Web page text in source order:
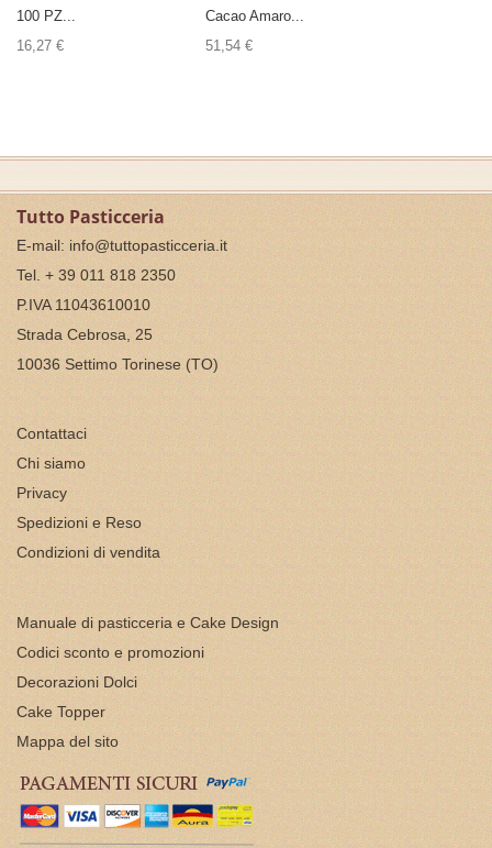
100 PZ...
16,27 €
Cacao Amaro...
51,54 €
Tutto Pasticceria
E-mail: info@tuttopasticceria.it
Tel. + 39 011 818 2350
P.IVA 11043610010
Strada Cebrosa, 25
10036 Settimo Torinese (TO)
Contattaci
Chi siamo
Privacy
Spedizioni e Reso
Condizioni di vendita
Manuale di pasticceria e Cake Design
Codici sconto e promozioni
Decorazioni Dolci
Cake Topper
Mappa del sito